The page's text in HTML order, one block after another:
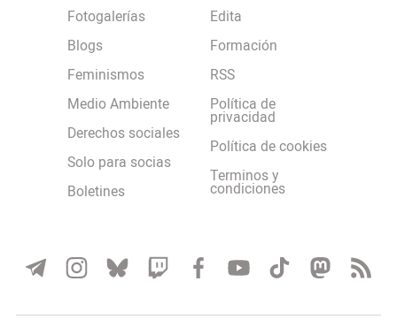
Fotogalerías
Blogs
Feminismos
Medio Ambiente
Derechos sociales
Solo para socias
Boletines
Edita
Formación
RSS
Política de
privacidad
Política de cookies
Terminos y
condiciones